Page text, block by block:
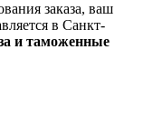
заказа, ваш
в Санкт-
и таможенные